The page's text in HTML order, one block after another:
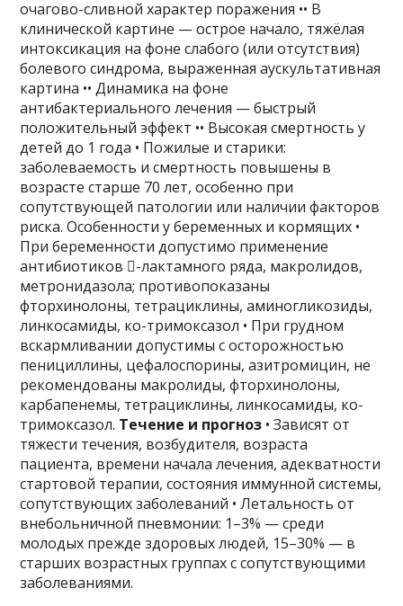
очагово-сливной характер поражения •• В
клинической картине — острое начало, тяжёлая
интоксикация на фоне слабого (или отсутствия)
болевого синдрома, выраженная аускультативная
картина •• Динамика на фоне
антибактериального лечения — быстрый
положительный эффект •• Высокая смертность у
детей до 1 года • Пожилые и старики:
заболеваемость и смертность повышены в
возрасте старше 70 лет, особенно при
сопутствующей патологии или наличии факторов
риска. Особенности у беременных и кормящих •
При беременности допустимо применение
антибиотиков -лактамного ряда, макролидов,
метронидазола; противопоказаны
фторхинолоны, тетрациклины, аминогликозиды,
линкосамиды, ко-тримоксазол • При грудном
вскармливании допустимы с осторожностью
пенициллины, цефалоспорины, азитромицин, не
рекомендованы макролиды, фторхинолоны,
карбапенемы, тетрациклины, линкосамиды, ко-
тримоксазол. Течение и прогноз • Зависят от
тяжести течения, возбудителя, возраста
пациента, времени начала лечения, адекватности
стартовой терапии, состояния иммунной системы,
сопутствующих заболеваний • Летальность от
внебольничной пневмонии: 1–3% — среди
молодых прежде здоровых людей, 15–30% — в
старших возрастных группах с сопутствующими
заболеваниями.